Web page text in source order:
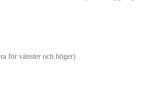
för vänster och höger)